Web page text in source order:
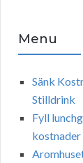
Menu
Sänk
Stilldrink
Fyll
kostnader